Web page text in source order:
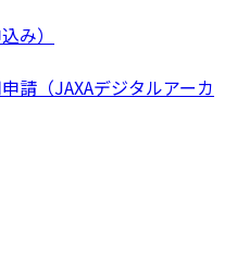
み）
請（JAXAデジタルアーカ